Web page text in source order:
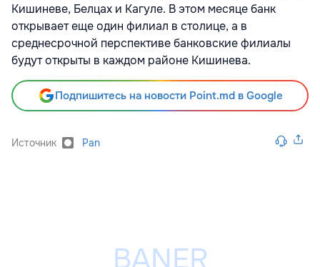
Кишиневе, Белцах и Кагуле. В этом месяце банк
открывает еще один филиал в столице, а в
среднесрочной перспективе банковские филиалы
будут открыты в каждом районе Кишинева.
Подпишитесь на новости Point.md в Google
Источник Pan